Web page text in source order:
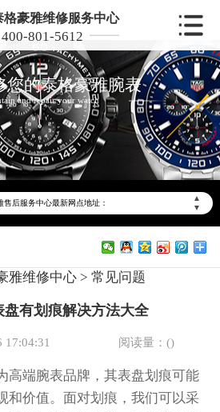
格豪雅维修服务中心
400-801-5612
您的泰格豪雅腕表
and repair your watch
▲
▼
北京市售后服务网络优化升级公告
格豪雅官方售后客户服务热线：400-801-5612
售后服务中心最新网点地址：
北京市东城区东长安街1号东方广场写字楼W3座6层602室（需提前预约）
北京市朝阳区建国门外大街甲6号华熙国际中心写字楼D座11层1102室（需提前预约）
雅维修中心 > 常见问题
盘有划痕解决方法大全
17:04:31 阅读量：()
端腕表品牌，其表盘划痕可能
和价值。面对划痕，我们可以采